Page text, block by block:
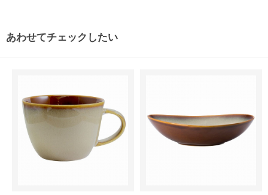
あわせてチェックしたい